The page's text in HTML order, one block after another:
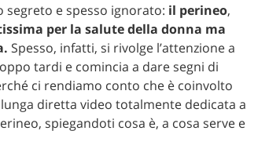
segreto e spesso ignorato: il perineo,
per la salute della donna ma
Spesso, infatti, si rivolge l’attenzione a
tardi e comincia a dare segni di
ci rendiamo conto che è coinvolto
diretta video totalmente dedicata a
spiegandoti cosa è, a cosa serve e